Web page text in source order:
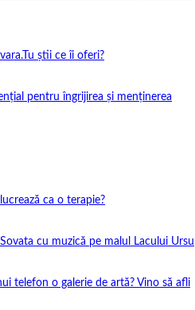
știi ce îi oferi?
pentru îngrijirea și menținerea
ca o terapie?
cu muzică pe malul Lacului Ursu
telefon o galerie de artă? Vino să afli